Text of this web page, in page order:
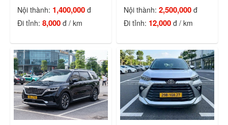
Nội thành: 1,400,000 đ
Đi tỉnh:8,000 đ / km
Nội thành:2,500,000 đ
Đi tỉnh: 12,000 đ / km